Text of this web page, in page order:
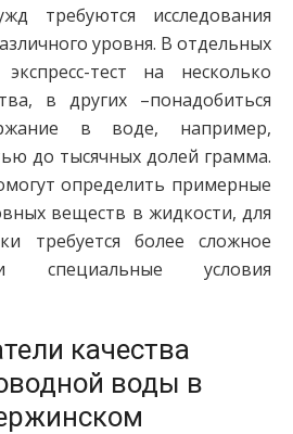
требуются исследования
уровня. В отдельных
тест на несколько
в других –понадобиться
в воде, например,
до тысячных долей грамма.
определить примерные
веществ в жидкости, для
требуется более сложное
специальные условия
качества
воды в